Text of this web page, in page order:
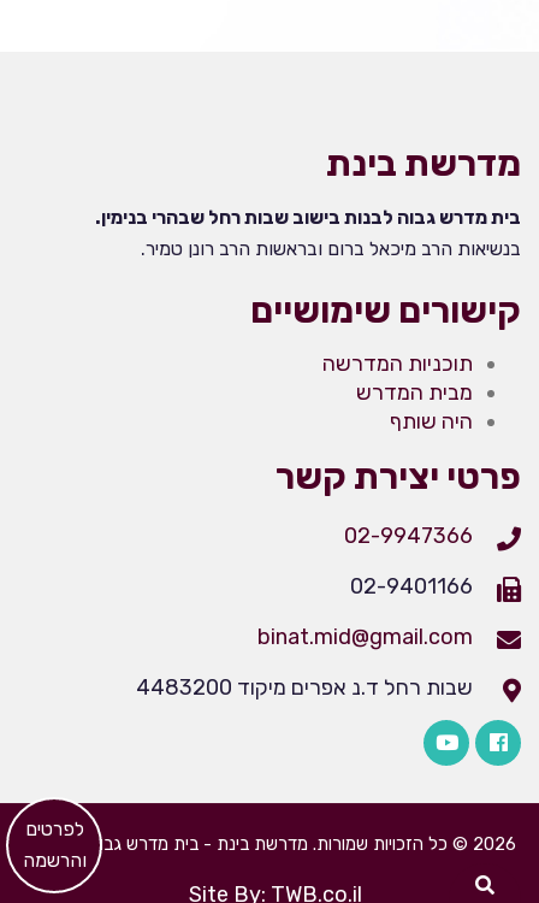
מדרשת בינת
בית מדרש גבוה לבנות בישוב שבות רחל שבהרי בנימין.
בנשיאות הרב מיכאל ברום ובראשות הרב רונן טמיר.
קישורים שימושיים
תוכניות המדרשה
מבית המדרש
היה שותף
פרטי יצירת קשר
02-9947366
02-9401166
binat.mid@gmail.com
שבות רחל ד.נ אפרים מיקוד 4483200
2026 © כל הזכויות שמורות. מדרשת בינת - בית מדרש גבוה לבנות
Site By: TWB.co.il
​לפרטים
והרשמה